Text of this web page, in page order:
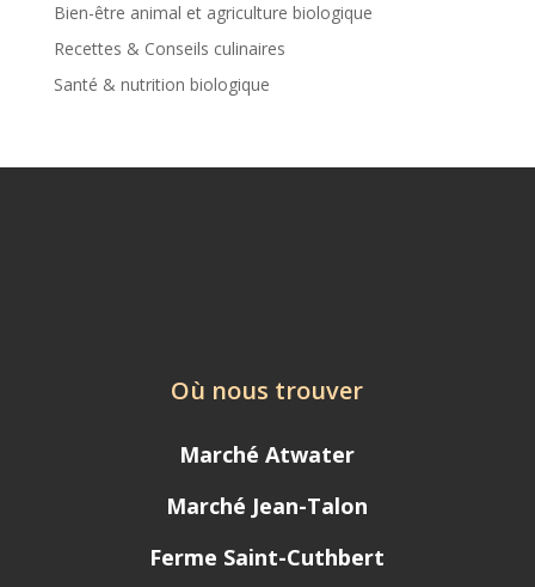
Bien-être animal et agriculture biologique
Recettes & Conseils culinaires
Santé & nutrition biologique
Où nous trouver
Marché Atwater
Marché Jean-Talon
Ferme Saint-Cuthbert